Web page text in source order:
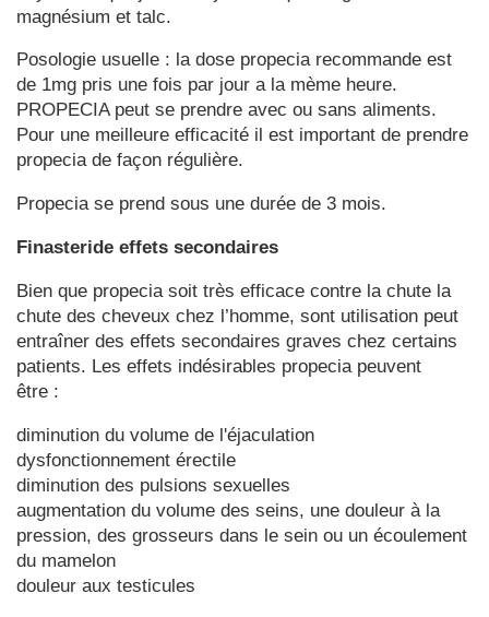
magnésium et talc.
Posologie usuelle : la dose propecia recommande est
de 1mg pris une fois par jour a la mème heure.
PROPECIA peut se prendre avec ou sans aliments.
Pour une meilleure efficacité il est important de prendre
propecia de façon régulière.
Propecia se prend sous une durée de 3 mois.
Finasteride effets secondaires
Bien que propecia soit très efficace contre la chute la
chute des cheveux chez l’homme, sont utilisation peut
entraîner des effets secondaires graves chez certains
patients. Les effets indésirables propecia peuvent
être :
diminution du volume de l'éjaculation
dysfonctionnement érectile
diminution des pulsions sexuelles
augmentation du volume des seins, une douleur à la
pression, des grosseurs dans le sein ou un écoulement
du mamelon
douleur aux testicules